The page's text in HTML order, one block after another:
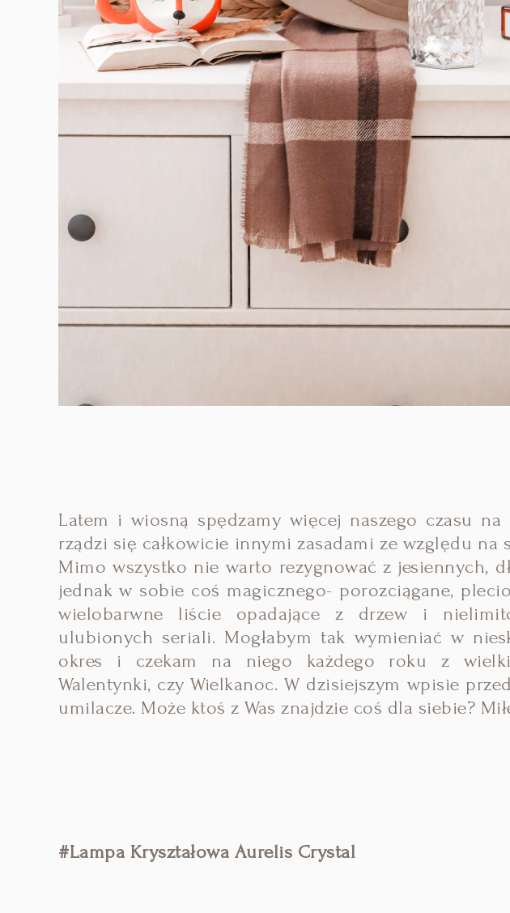
Latem i wiosną spędzamy więcej naszego czasu na
rządzi się całkowicie innymi zasadami ze względu na
Mimo wszystko nie warto rezygnować z jesiennych,
jednak w sobie coś magicznego- porozciągane,
wielobarwne liście opadające z drzew i
ulubionych seriali. Mogłabym tak wymieniać w
okres i czekam na niego każdego roku z
Walentynki, czy Wielkanoc. W dzisiejszym wpisie
umilacze. Może ktoś z Was znajdzie coś dla siebie?
#Lampa Kryształowa Aurelis Crystal